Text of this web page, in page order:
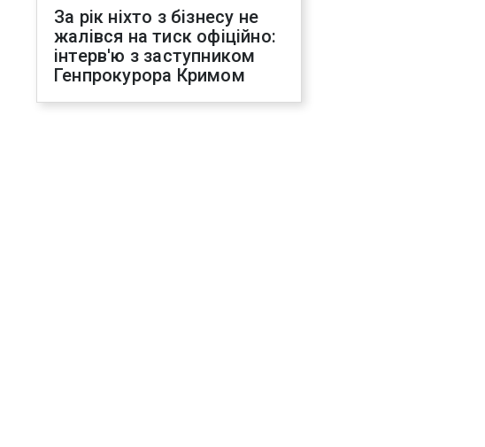
За рік ніхто з бізнесу не
жалівся на тиск офіційно:
інтерв'ю з заступником
Генпрокурора Кримом